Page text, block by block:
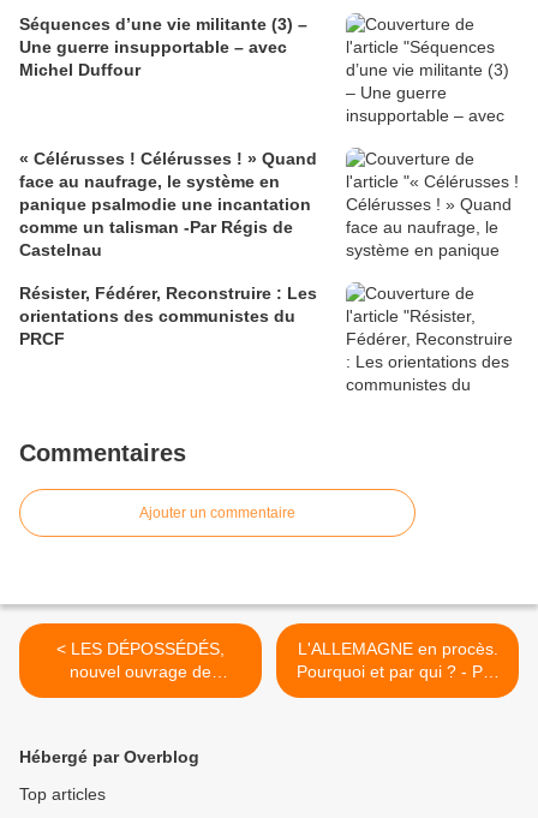
Séquences d’une vie militante (3) –
Une guerre insupportable – avec
Michel Duffour
« Célérusses ! Célérusses ! » Quand
face au naufrage, le système en
panique psalmodie une incantation
comme un talisman -Par Régis de
Castelnau
Résister, Fédérer, Reconstruire : Les
orientations des communistes du
PRCF
Commentaires
Ajouter un commentaire
< LES DÉPOSSÉDÉS,
nouvel ouvrage de
Christophe GUILLY [Un
L'ALLEMAGNE en procès.
Pourquoi et par qui ? - Par
Jean LÉVY >
Hébergé par Overblog
Top articles